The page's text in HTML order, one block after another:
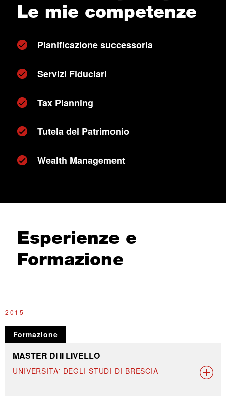
Le mie competenze
Pianificazione successoria
Servizi Fiduciari
Tax Planning
Tutela del Patrimonio
Wealth Management
Esperienze e
Formazione
2015
Formazione
MASTER DI II LIVELLO
UNIVERSITA' DEGLI STUDI DI BRESCIA